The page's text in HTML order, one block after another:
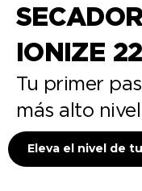
IONIZE
Tu primer
más alto
Eleva el nivel de